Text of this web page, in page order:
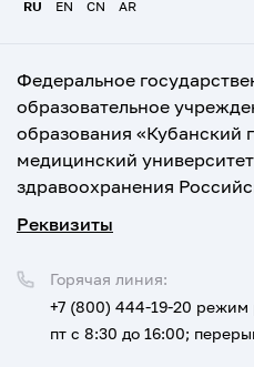
RU EN CN AR
Федеральное
образовательное
образования «Кубанский
медицинский
здравоохранения
Реквизиты
Горячая линия:
+7 (800) 444-19-20 режим
пт с 8:30 до 16:00;